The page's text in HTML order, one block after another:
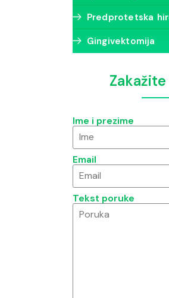
Predprotetska
Gingivektomija
Ime i prezime
Email
Tekst poruke